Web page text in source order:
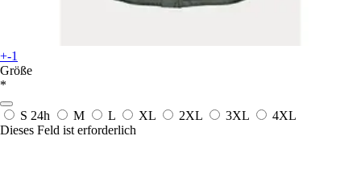
+-1
Größe
*
S 24h M L XL 2XL 3XL
4XL
Dieses Feld ist erforderlich